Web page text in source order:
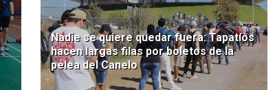
Nadie se quiere quedar fuera: Tapatíos
hacen largas filas por boletos de la
pelea del Canelo